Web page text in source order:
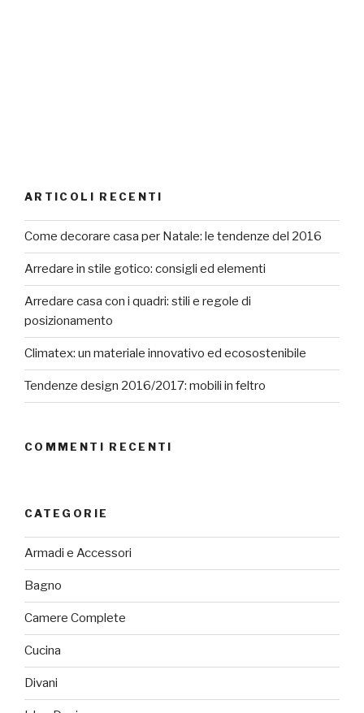
ARTICOLI RECENTI
Come decorare casa per Natale: le tendenze del 2016
Arredare in stile gotico: consigli ed elementi
Arredare casa con i quadri: stili e regole di
posizionamento
Climatex: un materiale innovativo ed ecosostenibile
Tendenze design 2016/2017: mobili in feltro
COMMENTI RECENTI
CATEGORIE
Armadi e Accessori
Bagno
Camere Complete
Cucina
Divani